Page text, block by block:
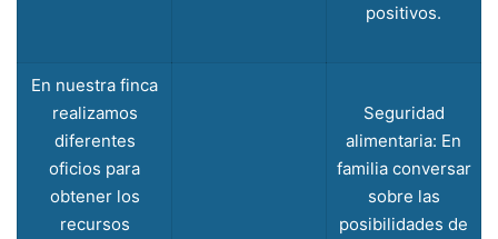
positivos.
En nuestra finca
realizamos
diferentes
oficios para
obtener los
recursos
Seguridad
alimentaria: En
familia conversar
sobre las
posibilidades de